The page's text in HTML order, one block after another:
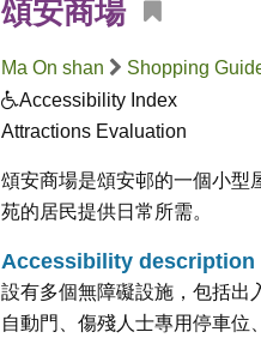
頌安商場
Ma On shan Shopping
Accessibility Index
Attractions Evaluation
頌安商場是頌安邨的一個小型
苑的居民提供日常所需。
Accessibility description
設有多個無障礙設施，包括出
自動門、傷殘人士專用停車位